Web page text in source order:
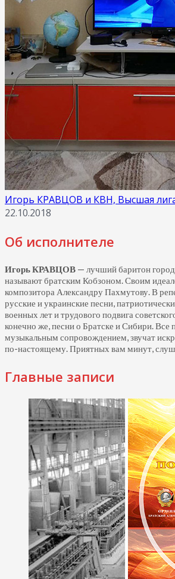
Игорь КРАВЦОВ и КВН, Высшая
22.10.2018
Об исполнителе
Игорь КРАВЦОВ — лучший баритон
называют братским Кобзоном. Своим
композитора Александру Пахмутову. В
русские и украинские песни,
военных лет и трудового подвига
конечно же, песни о Братске и Сибири.
музыкальным сопровождением, звучат
по-настоящему.Приятных вам минут,
Главные записи